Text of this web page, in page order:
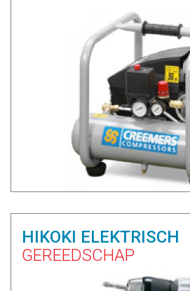
HIKOKI ELEKTRISCH
GEREEDSCHAP